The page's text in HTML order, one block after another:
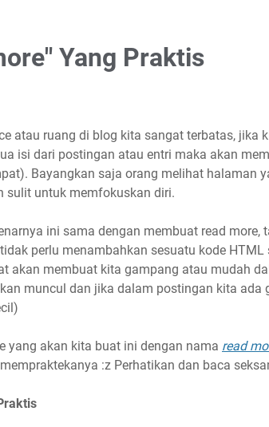
Yang Praktis
atau ruang di blog kita sangat terbatas, jika
isi dari postingan atau entri maka akan
Bayangkan saja orang melihat halaman
sulit untuk memfokuskan diri.
ini sama dengan membuat read more,
perlu menambahkan sesuatu kode
akan membuat kita gampang atau mudah
muncul dan jika dalam postingan kita ada
yang akan kita buat ini dengan nama read
:z Perhatikan dan baca